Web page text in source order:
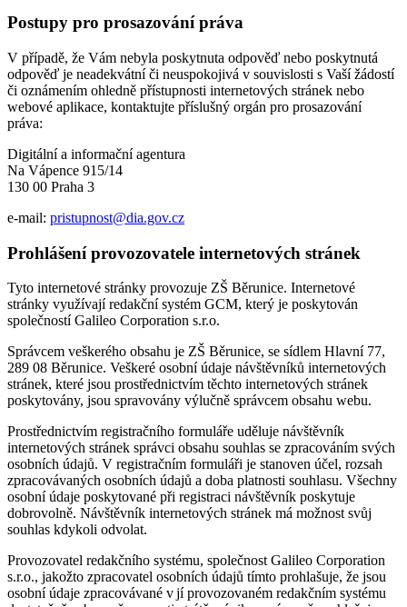
Postupy pro prosazování práva
V případě, že Vám nebyla poskytnuta odpověď nebo poskytnutá
odpověď je neadekvátní či neuspokojivá v souvislosti s Vaší žádostí
či oznámením ohledně přístupnosti internetových stránek nebo
webové aplikace, kontaktujte příslušný orgán pro prosazování
práva:
Digitální a informační agentura
Na Vápence 915/14
130 00 Praha 3
e-mail: pristupnost@dia.gov.cz
Prohlášení provozovatele internetových stránek
Tyto internetové stránky provozuje ZŠ Běrunice. Internetové
stránky využívají redakční systém GCM, který je poskytován
společností Galileo Corporation s.r.o.
Správcem veškerého obsahu je ZŠ Běrunice, se sídlem Hlavní 77,
289 08 Běrunice. Veškeré osobní údaje návštěvníků internetových
stránek, které jsou prostřednictvím těchto internetových stránek
poskytovány, jsou spravovány výlučně správcem obsahu webu.
Prostřednictvím registračního formuláře uděluje návštěvník
internetových stránek správci obsahu souhlas se zpracováním svých
osobních údajů. V registračním formuláři je stanoven účel, rozsah
zpracovávaných osobních údajů a doba platnosti souhlasu. Všechny
osobní údaje poskytované při registraci návštěvník poskytuje
dobrovolně. Návštěvník internetových stránek má možnost svůj
souhlas kdykoli odvolat.
Provozovatel redakčního systému, společnost Galileo Corporation
s.r.o., jakožto zpracovatel osobních údajů tímto prohlašuje, že jsou
osobní údaje zpracovávané v jí provozovaném redakčním systému